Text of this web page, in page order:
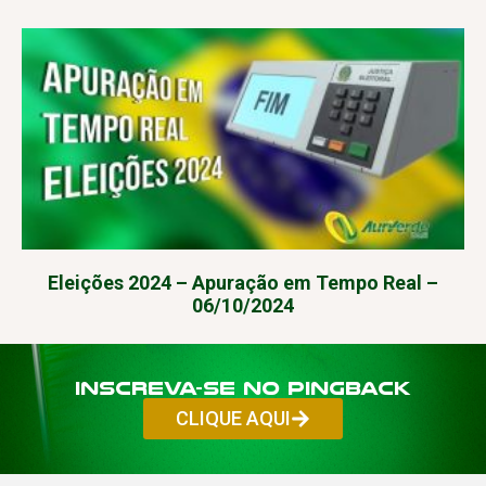
Eleições 2024 – Apuração em Tempo Real –
06/10/2024
Inscreva-se no PINGBACK
CLIQUE AQUI